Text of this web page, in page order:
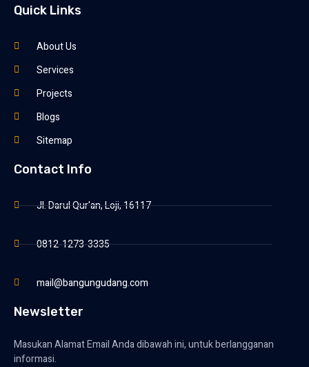
Quick Links
About Us
Services
Projects
Blogs
Sitemap
Contact Info
Jl. Darul Qur'an, Loji, 16117
0812-1273-3335
mail@bangungudang.com
Newsletter
Masukan Alamat Email Anda dibawah ini, untuk berlangganan
informasi.